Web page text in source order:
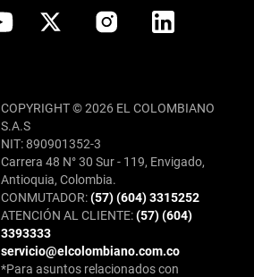
COPYRIGHT © 2026 EL COLOMBIANO
S.A.S
NIT: 890901352-3
Carrera 48 N° 30 Sur - 119, Envigado,
Antioquia, Colombia.
CONMUTADOR:(57) (604) 3315252
ATENCIÓN AL CLIENTE:(57) (604)
3393333
servicio@elcolombiano.com.co
*Para asuntos relacionados con